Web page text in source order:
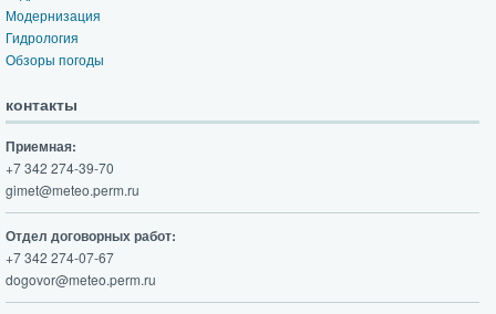
Модернизация
Гидрология
Обзоры погоды
контакты
Приемная:
+7 342 274-39-70
gimet@meteo.perm.ru
Отдел договорных работ:
+7 342 274-07-67
dogovor@meteo.perm.ru